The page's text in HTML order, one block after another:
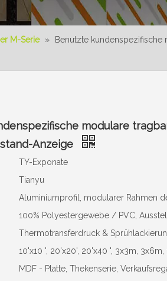
M-Serie »
Benutzte
modulare
Anzeige
TY-Exponate
Tianyu
Aluminiumprofil, modularer Rahmen
100% Polyestergewebe / PVC,
Thermotransferdruck &
10'x10 ', 20'x20', 20'x40 ', 3x3m,
MDF - Platte, Thekenserie,